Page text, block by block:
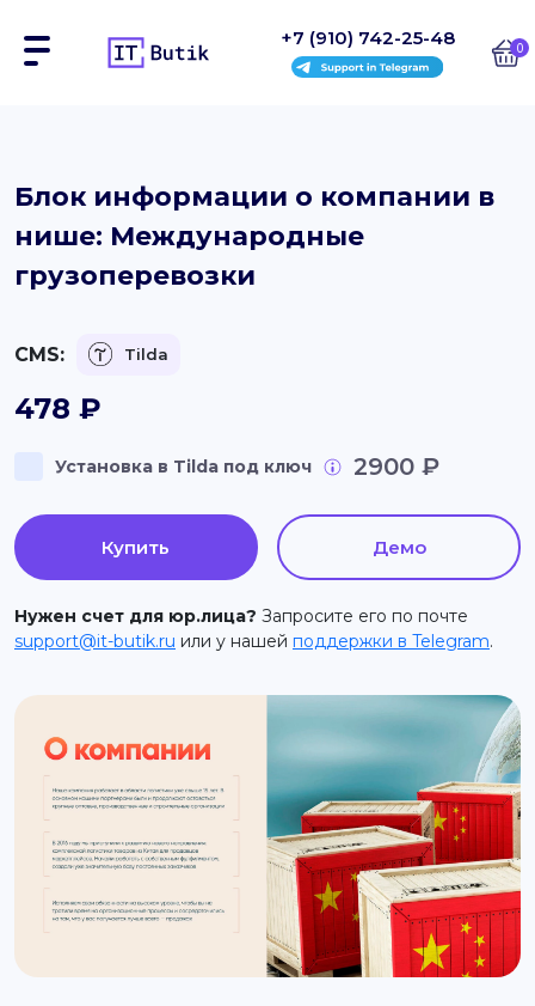
Интернет-магазины
Блоки
На заказ
Инструкции
Блог
Контакты
support@it-butik.ru
+7 (910) 742-25-48 0
Блок информации о компании в
нише: Международные
грузоперевозки
CMS: Tilda
478 ₽
Установка в Tilda под ключ 2900 ₽
Купить Демо
Нужен счет для юр.лица? Запросите его по почте
support@it-butik.ru или у нашей поддержки в Telegram.